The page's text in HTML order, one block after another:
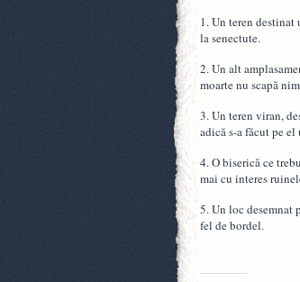
1. Un teren
la senectute.
2. Un alt
moarte nu scapă
3. Un teren viran,
adică s-a făcut pe
4. O biserică ce
mai cu interes
5. Un loc desemnat
fel de bordel.